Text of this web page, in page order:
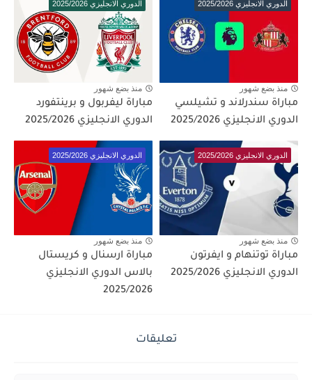
الدوري الانجليزي 2025/2026
منذ بضع شهور
مباراة سندرلاند و تشيلسي
الدوري الانجليزي 2025/2026
الدوري الانجليزي 2025/2026
منذ بضع شهور
مباراة ليفربول و برينتفورد
الدوري الانجليزي 2025/2026
الدوري الانجليزي 2025/2026
منذ بضع شهور
مباراة توتنهام و ايفرتون
الدوري الانجليزي 2025/2026
الدوري الانجليزي 2025/2026
منذ بضع شهور
مباراة ارسنال و كريستال
بالاس الدوري الانجليزي
2025/2026
تعليقات